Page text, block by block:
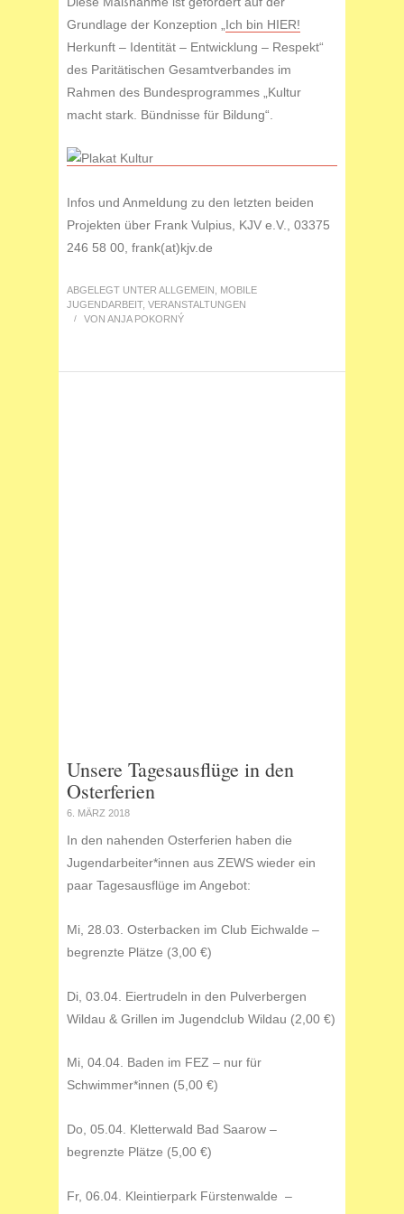
Grundlage der Konzeption „ Ich bin HIER!
Herkunft – Identität – Entwicklung – Respekt“
des Paritätischen Gesamtverbandes im
Rahmen des Bundesprogrammes „Kultur
macht stark. Bündnisse für Bildung“.
Infos und Anmeldung zu den letzten beiden
Projekten über Frank Vulpius, KJV e.V., 03375
246 58 00, frank(at)kjv.de
ABGELEGT UNTER ALLGEMEIN
MOBILE
JUGENDARBEIT, VERANSTALTUNGEN
/ VON ANJA POKORNÝ
Unsere Tagesausflüge in den
Osterferien
6. MÄRZ 2018
In den nahenden Osterferien haben die
Jugendarbeiter*innen aus ZEWS wieder ein
paar Tagesausflüge im Angebot:
Mi, 28.03. Osterbacken im Club Eichwalde –
begrenzte Plätze (3,00 €)
Di, 03.04. Eiertrudeln in den Pulverbergen
Wildau & Grillen im Jugendclub Wildau (2,00 €)
Mi, 04.04. Baden im FEZ – nur für
Schwimmer*innen (5,00 €)
Do, 05.04. Kletterwald Bad Saarow –
begrenzte Plätze (5,00 €)
Fr, 06.04. Kleintierpark Fürstenwalde –